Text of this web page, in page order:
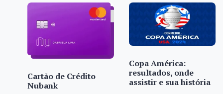
Cartão de Crédito
Nubank
Copa América:
resultados, onde
assistir e sua história